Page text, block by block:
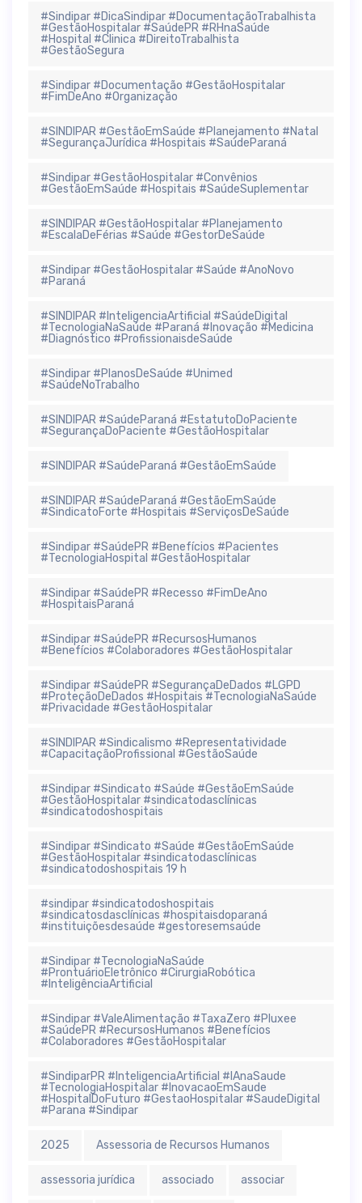
#Sindipar #DicaSindipar #DocumentaçãoTrabalhista
#GestãoHospitalar #SaúdePR #RHnaSaúde
#Hospital #Clinica #DireitoTrabalhista
#GestãoSegura
#Sindipar #Documentação #GestãoHospitalar
#FimDeAno #Organização
#SINDIPAR #GestãoEmSaúde #Planejamento #Natal
#SegurançaJurídica #Hospitais #SaúdeParaná
#Sindipar #GestãoHospitalar #Convênios
#GestãoEmSaúde #Hospitais #SaúdeSuplementar
#SINDIPAR #GestãoHospitalar #Planejamento
#EscalaDeFérias #Saúde #GestorDeSaúde
#Sindipar #GestãoHospitalar #Saúde #AnoNovo
#Paraná
#SINDIPAR #InteligenciaArtificial #SaúdeDigital
#TecnologiaNaSaúde #Paraná #Inovação #Medicina
#Diagnóstico #ProfissionaisdeSaúde
#Sindipar #PlanosDeSaúde #Unimed
#SaúdeNoTrabalho
#SINDIPAR #SaúdeParaná #EstatutoDoPaciente
#SegurançaDoPaciente #GestãoHospitalar
#SINDIPAR #SaúdeParaná #GestãoEmSaúde
#SINDIPAR #SaúdeParaná #GestãoEmSaúde
#SindicatoForte #Hospitais #ServiçosDeSaúde
#Sindipar #SaúdePR #Benefícios #Pacientes
#TecnologiaHospital #GestãoHospitalar
#Sindipar #SaúdePR #Recesso #FimDeAno
#HospitaisParaná
#Sindipar #SaúdePR #RecursosHumanos
#Benefícios #Colaboradores #GestãoHospitalar
#Sindipar #SaúdePR #SegurançaDeDados #LGPD
#ProteçãoDeDados #Hospitais #TecnologiaNaSaúde
#Privacidade #GestãoHospitalar
#SINDIPAR #Sindicalismo #Representatividade
#CapacitaçãoProfissional #GestãoSaúde
#Sindipar #Sindicato #Saúde #GestãoEmSaúde
#GestãoHospitalar #sindicatodasclínicas
#sindicatodoshospitais
#Sindipar #Sindicato #Saúde #GestãoEmSaúde
#GestãoHospitalar #sindicatodasclínicas
#sindicatodoshospitais 19 h
#sindipar #sindicatodoshospitais
#sindicatosdasclínicas #hospitaisdoparaná
#instituiçõesdesaúde #gestoresemsaúde
#Sindipar #TecnologiaNaSaúde
#ProntuárioEletrônico #CirurgiaRobótica
#InteligênciaArtificial
#Sindipar #ValeAlimentação #TaxaZero #Pluxee
#SaúdePR #RecursosHumanos #Benefícios
#Colaboradores #GestãoHospitalar
#SindiparPR #InteligenciaArtificial #IAnaSaude
#TecnologiaHospitalar #InovacaoEmSaude
#HospitalDoFuturo #GestaoHospitalar #SaudeDigital
#Parana #Sindipar
2025 Assessoria de Recursos Humanos
assessoria jurídica associado associar